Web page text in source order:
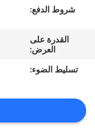
اتصل
اطلب
اقتباس
خريطة
الموقع
شروط الدفع:
القدرة على
العرض:
تسليط الضوء: